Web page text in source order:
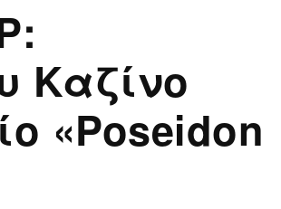
Καζίνο
«Poseidon